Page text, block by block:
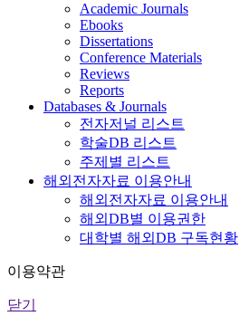
Academic Journals
Ebooks
Dissertations
Conference Materials
Reviews
Reports
Databases & Journals
전자저널 리스트
학술DB 리스트
주제별 리스트
해외전자자료 이용안내
해외전자자료 이용안내
해외DB별 이용권한
대학별 해외DB 구독현황
이용약관
닫기